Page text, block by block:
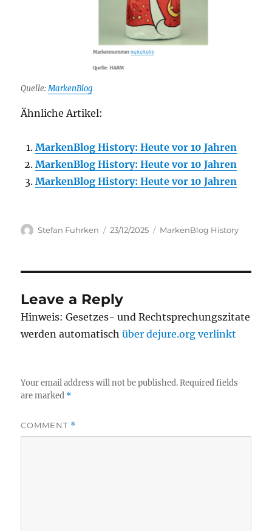
Quelle:MarkenBlog
Ähnliche Artikel:
MarkenBlog History: Heute vor 10 Jahren
MarkenBlog History: Heute vor 10 Jahren
MarkenBlog History: Heute vor 10 Jahren
Author
Stefan Fuhrken
Posted
23/12/2025 Categories
MarkenBlog History
Leave a Reply
Hinweis: Gesetzes- und Rechtsprechungszitate
werden automatischüber dejure.org verlinkt
Your email address will not be published. Required fields
are marked *
COMMENT *